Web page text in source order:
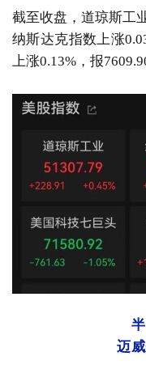
截至收盘，道琼斯工
纳斯达克指数上涨
上涨0.13%，报
迈